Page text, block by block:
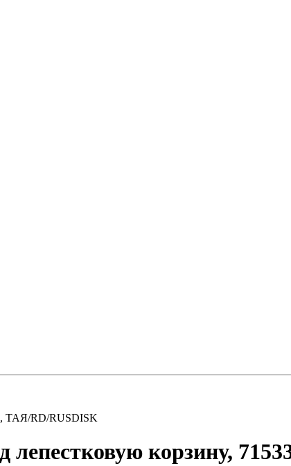
ТАЯ/RD/RUSDISK
лепестковую корзину,